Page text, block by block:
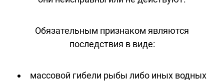
Обязательным признаком являются
последствия в виде:
массовой гибели рыбы либо иных водных